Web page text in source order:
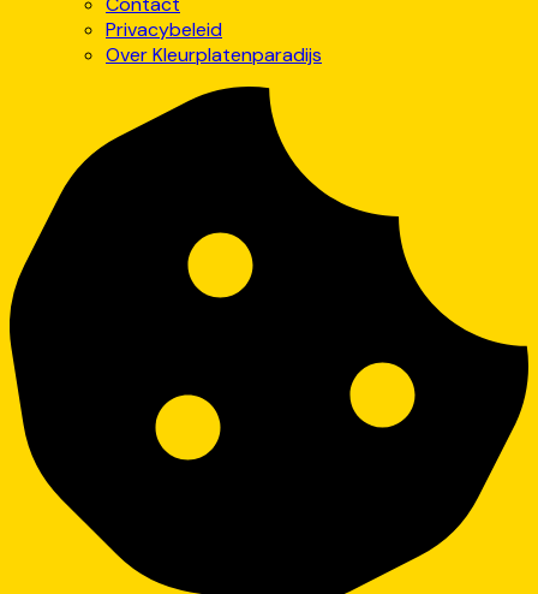
Privacybeleid
Over Kleurplatenparadijs